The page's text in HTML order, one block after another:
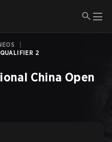
2
China Open